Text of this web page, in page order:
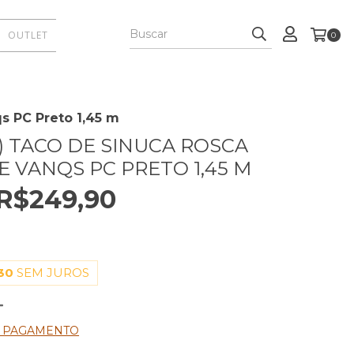
OUTLET 0
PC Preto 1,45 m
TACO DE SINUCA ROSCA
VANQS PC PRETO 1,45 M
SEM JUROS